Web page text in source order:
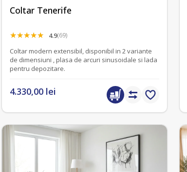
Coltar Tenerife
4.9(69)
Coltar modern extensibil, disponibil in 2 variante
de dimensiuni , plasa de arcuri sinusoidale si lada
pentru depozitare.
4.330,00 lei